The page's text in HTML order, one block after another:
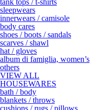
tank tops / t-shirts
sleepwears
innerwears / camisole
body cares
shoes / boots / sandals
scarves / shawl
hat / gloves
album di famiglia, women’s
others
VIEW ALL
HOUSEWARES
bath / body
blankets / throws
cushions / rugs / pillows